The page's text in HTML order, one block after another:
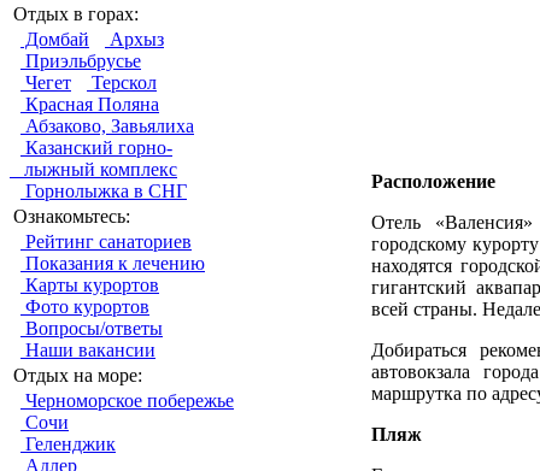
Отдых в горах:
Домбай
Архыз
Приэльбрусье
Чегет
Терскол
Красная Поляна
Абзаково, Завьялиха
Казанский горно-
лыжный комплекс
Горнолыжка в СНГ
Ознакомьтесь:
Рейтинг санаториев
Показания к лечению
Карты курортов
Фото курортов
Вопросы/ответы
Наши вакансии
Отдых на море:
Черноморское побережье
Сочи
Геленджик
Адлер
Расположение
Отель
городскому
находятся
гигантский
всей страны.
Добираться
автовокзала
маршрутка по
Пляж